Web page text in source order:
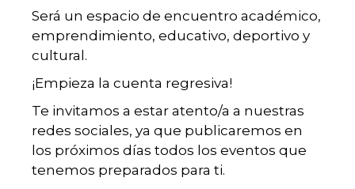
Será un espacio de encuentro académico,
emprendimiento, educativo, deportivo y
cultural.
¡Empieza la cuenta regresiva!
Te invitamos a estar atento/a a nuestras
redes sociales, ya que publicaremos en
los próximos días todos los eventos que
tenemos preparados para ti.